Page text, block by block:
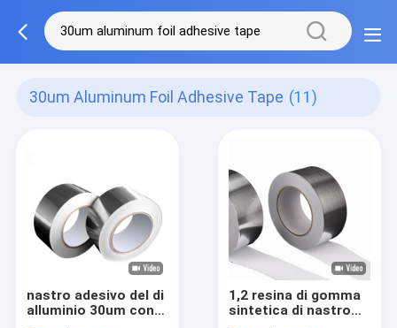
30um Aluminum Foil Adhesive Tape (11)
nastro adesivo del di
alluminio 30um con
1,2 resina di gomma
sintetica di nastro